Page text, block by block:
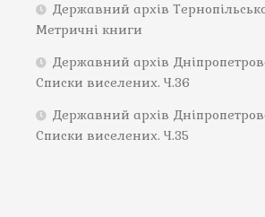
Державний архів
Метричні книги
Державний архів
Списки виселених. Ч.36
Державний архів
Списки виселених. Ч.35